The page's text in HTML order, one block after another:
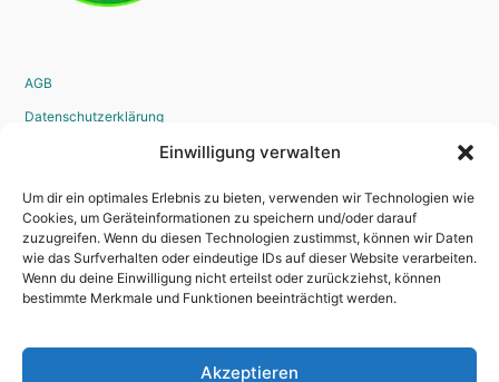
Einwilligung verwalten
Um dir ein optimales Erlebnis zu bieten, verwenden wir Technologien wie
Cookies, um Geräteinformationen zu speichern und/oder darauf
zuzugreifen. Wenn du diesen Technologien zustimmst, können wir Daten
wie das Surfverhalten oder eindeutige IDs auf dieser Website verarbeiten.
Wenn du deine Einwilligung nicht erteilst oder zurückziehst, können
bestimmte Merkmale und Funktionen beeinträchtigt werden.
Akzeptieren
AGB
Datenschutzerklärung
Impressum
Bestellvorgang